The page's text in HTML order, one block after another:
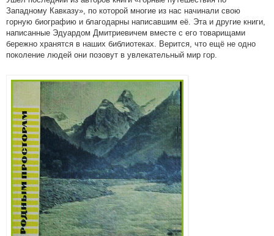
Западному Кавказу», по которой многие из нас начинали свою
горную биографию и благодарны написавшим её. Эта и другие книги,
написанные Эдуардом Дмитриевичем вместе с его товарищами
бережно хранятся в наших библиотеках. Верится, что ещё не одно
поколение людей они позовут в увлекательный мир гор.